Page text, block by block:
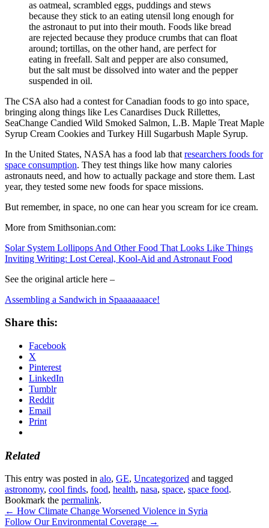
as oatmeal, scrambled eggs, puddings and stews
because they stick to an eating utensil long enough for
the astronaut to put into their mouth. Foods like bread
are rejected because they produce crumbs that can float
around; tortillas, on the other hand, are perfect for
eating in freefall. Salt and pepper are also consumed,
but the salt must be dissolved into water and the pepper
suspended in oil.
The CSA also had a contest for Canadian foods to go into space,
bringing along things like Les Canardises Duck Rillettes,
SeaChange Candied Wild Smoked Salmon, L.B. Maple Treat Maple
Syrup Cream Cookies and Turkey Hill Sugarbush Maple Syrup.
In the United States, NASA has a food lab that researchers foods for
space consumption. They test things like how many calories
astronauts need, and how to actually package and store them. Last
year, they tested some new foods for space missions.
But remember, in space, no one can hear you scream for ice cream.
More from Smithsonian.com:
Solar System Lollipops And Other Food That Looks Like Things
Inviting Writing: Lost Cereal, Kool-Aid and Astronaut Food
See the original article here –
Assembling a Sandwich in Spaaaaaaace!
Share this:
Facebook
X
Pinterest
LinkedIn
Tumblr
Reddit
Email
Print
Related
This entry was posted in alo, GE, Uncategorized and tagged
astronomy, cool finds, food, health, nasa, space, space food.
Bookmark the permalink.
← How Climate Change Worsened Violence in Syria
Follow Our Environmental Coverage →